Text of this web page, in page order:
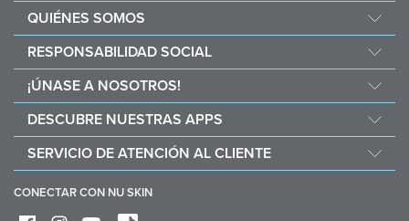
QUIÉNES SOMOS
Carreras
RESPONSABILIDAD SOCIAL
Nourish The Children
Force for Good
Compra y dona con Vitameal
¡ÚNASE A NOSOTROS!
Beneficios económicos
Normas y Procedimientos
DESCUBRE NUESTRAS APPS
Stela
SERVICIO DE ATENCIÓN AL CLIENTE
CONECTAR CON NU SKIN